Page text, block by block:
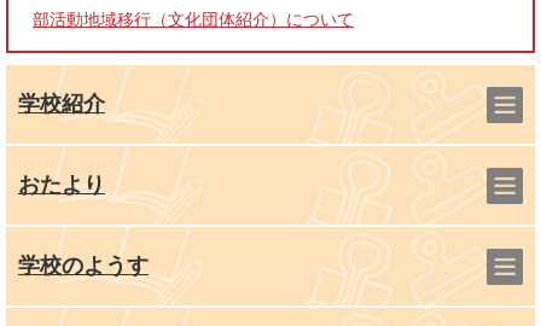
部活動地域移行（文化団体紹介）について
学校紹介
おたより
学校のようす